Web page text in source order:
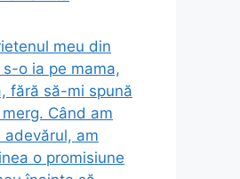
meu din
o ia pe mama,
fără să-mi spună
Când am
am
o promisiune